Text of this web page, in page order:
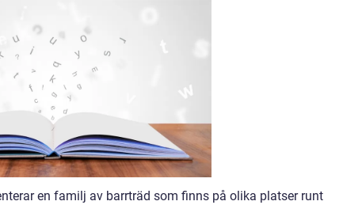
en familj av barrträd som finns på olika platser runt